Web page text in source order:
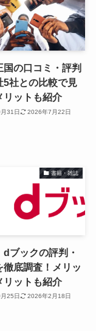
国の口コミ・評判
5社との比較で見
リットも紹介
31日 2026年7月22日
書籍・雑誌
dブックの評判・
徹底調査！メリッ
リットも紹介
25日 2026年2月18日